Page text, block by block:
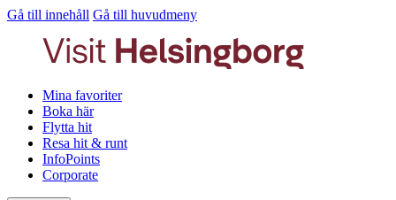
Gå till innehåll Gå till huvudmeny
Mina favoriter
Boka här
Flytta hit
Resa hit & runt
InfoPoints
Corporate